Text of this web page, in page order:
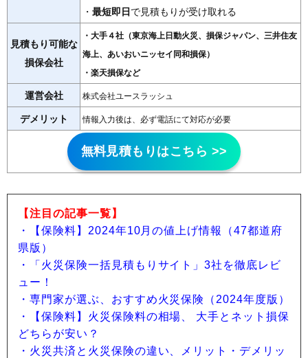
・ 最短即日 で見積もりが受け取れる
見積もり可能な
損保会社
・大手４社（東京海上日動火災、損保ジャパン、三井住友
海上、あいおいニッセイ同和損保）
・楽天損保など
運営会社 株式会社ユースラッシュ
デメリット 情報入力後は、必ず電話にて対応が必要
無料見積もりはこちら >>
【注目の記事一覧】
・【保険料】2024年10月の値上げ情報（47都道府
県版）
・「火災保険一括見積もりサイト」3社を徹底レビ
ュー！
・専門家が選ぶ、おすすめ火災保険（2024年度版）
・【保険料】火災保険料の相場、 大手とネット損保
どちらが安い？
・火災共済と火災保険の違い、メリット・デメリッ